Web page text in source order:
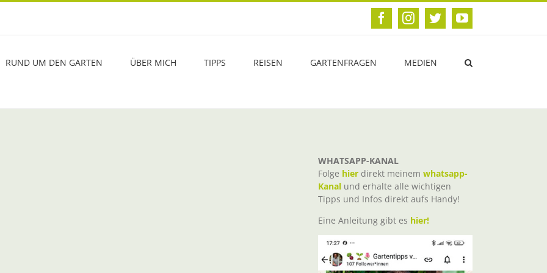
FacebookInstagram
TwitterYouTube
RUND UM DEN GARTEN ÜBER MICH TIPPS REISEN GARTENFRAGEN MEDIEN
WHATSAPP-KANAL
Folge hier direkt meinem whatsapp-
Kanal und erhalte alle wichtigen
Tipps und Infos direkt aufs Handy!
Eine Anleitung gibt es hier!